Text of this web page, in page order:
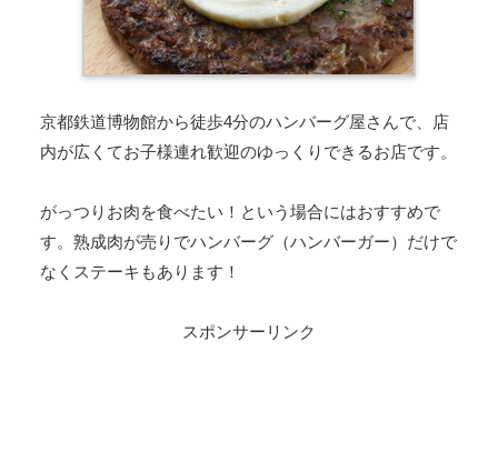
京都鉄道博物館から徒歩4分のハンバーグ屋さんで、店
内が広くてお子様連れ歓迎のゆっくりできるお店です。
がっつりお肉を食べたい！という場合にはおすすめで
す。熟成肉が売りでハンバーグ（ハンバーガー）だけで
なくステーキもあります！
スポンサーリンク